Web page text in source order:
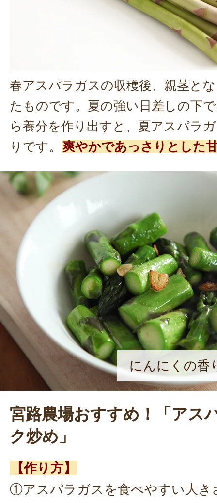
春アスパラガスの収穫後、親茎と
たものです。夏の強い日差しの下
ら養分を作り出すと、夏アスパラ
りです。 爽やかであっさりとした
にんにくの香
宮路農場おすすめ！「アス
ク炒め」
【作り方】
①アスパラガスを食べやすい大き